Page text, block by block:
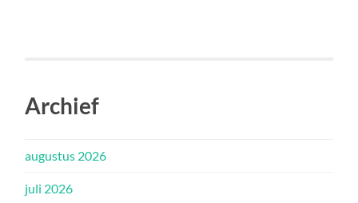
Archief
augustus 2026
juli 2026